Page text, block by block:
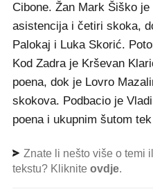
Cibone. Žan Mark Šiško
asistencija i četiri skoka,
Palokaj i Luka Skorić.
Kod Zadra je Krševan
poena, dok je Lovro
skokova. Podbacio je
poena i ukupnim šutom
Znate li nešto više o temi
tekstu? Kliknite ovdje.